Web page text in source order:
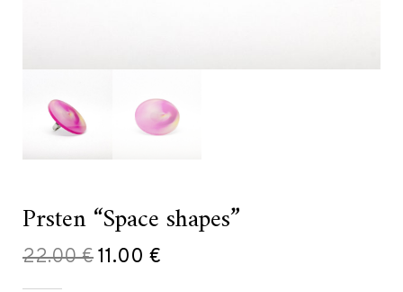
Prsten “Space shapes”
22.00€Original
11.00 €